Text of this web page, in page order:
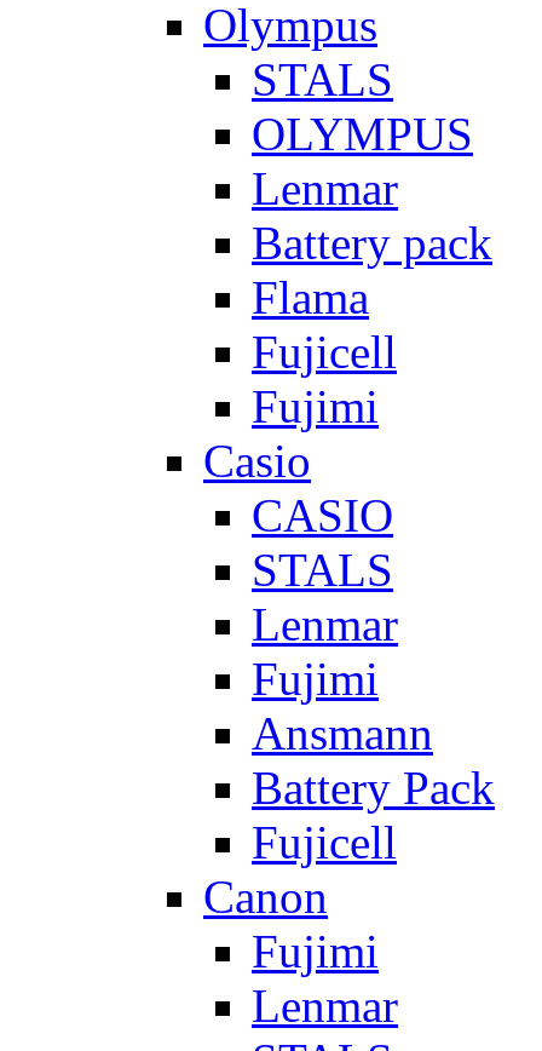
Olympus
STALS
OLYMPUS
Lenmar
Battery pack
Flama
Fujicell
Fujimi
Casio
CASIO
STALS
Lenmar
Fujimi
Ansmann
Battery Pack
Fujicell
Canon
Fujimi
Lenmar